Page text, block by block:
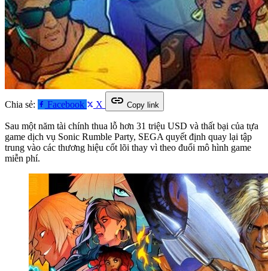
Chia sẻ: Facebook X link Copy link
Sau một năm tài chính thua lỗ hơn 31 triệu USD và thất bại của tựa
game dịch vụ Sonic Rumble Party, SEGA quyết định quay lại tập
trung vào các thương hiệu cốt lõi thay vì theo đuổi mô hình game
miễn phí.